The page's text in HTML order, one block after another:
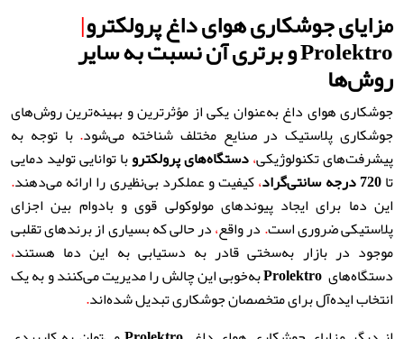
مزایای جوشکاری هوای داغ پرولکترو|
Prolektro و برتری آن نسبت به سایر
روش‌ها
جوشکاری هوای داغ به‌عنوان یکی از مؤثرترین و بهینه‌ترین روش‌های
جوشکاری پلاستیک در صنایع مختلف شناخته می‌شود. با توجه به
پیشرفت‌های تکنولوژیکی،دستگاه‌هایپرولکتروبا توانایی تولید دمایی
تا720درجه سانتی‌گراد،کیفیت و عملکرد بی‌نظیری را ارائه می‌دهند.
این دما برای ایجاد پیوندهای مولوکولی قوی و بادوام بین اجزای
پلاستیکی ضروری است.در واقع،در حالی که بسیاری از برندهای تقلبی
موجود در بازار به‌سختی قادر به دستیابی به این دما هستند،
دستگاه‌های Prolektroبه‌خوبی این چالش را مدیریت می‌کنند و به یک
انتخاب ایده‌آل برای متخصصان جوشکاری تبدیل شده‌اند.